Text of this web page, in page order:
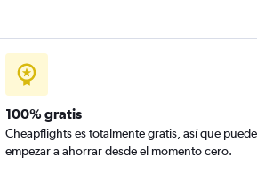
100% gratis
Cheapflights es totalmente gratis, así que
empezar a ahorrar desde el momento cero.